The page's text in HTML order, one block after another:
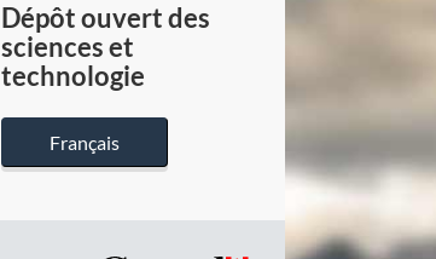
du
Canada
Dépôt ouvert des
sciences et
technologie
Français